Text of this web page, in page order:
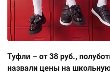
Туфли – от 38 руб.,
назвали цены на